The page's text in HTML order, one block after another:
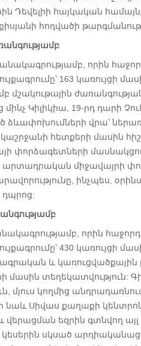
Դեվելիի հայկական
հոդվածի
որին
163 կառույցի
ժառանգության
Կիլիկիա, 19-րդ դարի
վրա՝
հետքերի մասին
փորձագետների
արտադրական միջավայրի
ինչպես,
դպրոց:
որին
430 կառույցի
և կառուցվածքային
մասին տեղեկատվություն:
մյուս կողմից
նաև Սիվաս քաղաքի
վերացման եզրին գտնվող
կեսերին սկսած